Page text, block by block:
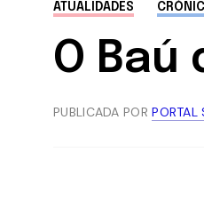
ATUALIDADES
O Baú
PUBLICADA PORPORTAL